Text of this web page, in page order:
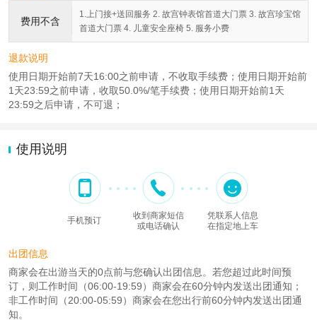
费用不含
1.上门接+送回服务 2. 故宫钟表馆首道大门票 3. 故宫珍宝馆
首道大门票 4. 儿童安全座椅 5. 服务小费
退款说明
使用日期开始前7天16:00之前申请，不收取手续费；使用日期开始前
1天23:59之前申请，收取50.0%/笔手续费；使用日期开始前1天
23:59之后申请，不可退；
使用说明
手机预订
收到商家短信
或电话确认
凭联系人信息
在指定地上车
出团信息
商家会在出游当天的0点前与您确认出团信息。若您超过此时间预
订，则工作时间（06:00-19:59）商家会在60分钟内发送出团通知；
非工作时间（20:00-05:59）商家会在您出行前60分钟内发送出团通
知。